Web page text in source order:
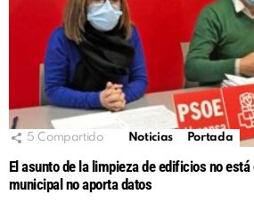
5 Compartido Noticias Portada
El asunto de la limpieza de edificios no
municipal no aporta datos